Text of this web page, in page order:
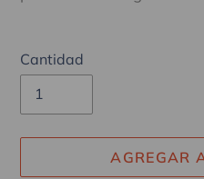
Cantidad
AGREGAR